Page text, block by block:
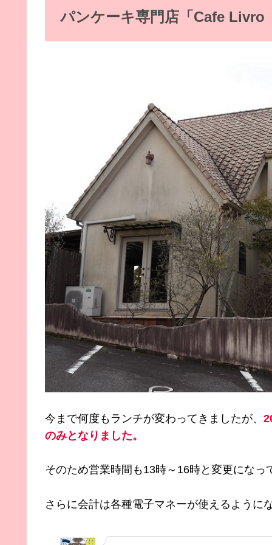
パンケーキ専門店「Cafe Livro
今まで何度もランチが変わってきましたが、
のみとなりました。
そのため営業時間も13時～16時と変更になっ
さらに会計は各種電子マネーが使えるように